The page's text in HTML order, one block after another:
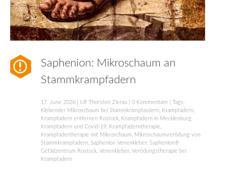
Saphenion: Mikroschaum an
Stammkrampfadern
17. June 2026 Ulf Thorsten Zierau 0 Kommentare | Tags:
Klebender Mikroschaum bei Stammkrampfasdern
Krampfadern
Krampfadern entfernen Rostock
Krampfadern in Mecklenburg
Krampfadern und Covid-19
Krampfaderntherapie
Krampfadertherapie mit Mikroschaum
Mikroschaumverödung von
Stammkrampfadern Saphenion Venenkleber Saphenion®
Gefäßzentrum Rostock Venenkleber Verödungstherapie bei
Krampfadern